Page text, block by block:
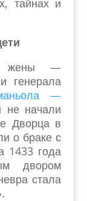
тайнах и
жены —
генерала
—
начали
Дворца в
о браке с
1433 года
двором
стала